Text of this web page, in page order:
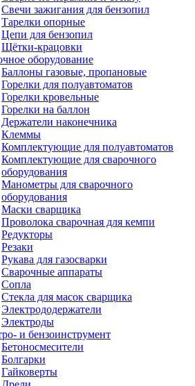
Свечи зажигания для бензопил
Тарелки опорные
Цепи для бензопил
Щётки-крацовки
оборудование
Баллоны газовые, пропановые
Горелки для полуавтоматов
Горелки кровельные
Горелки на баллон
Держатели наконечника
Клеммы
Комплектующие для полуавтоматов
Комплектующие для сварочного
оборудования
Манометры для сварочного
оборудования
Маски сварщика
Проволока сварочная для кемпи
Редукторы
Резаки
Рукава для газосварки
Сварочные аппараты
Сопла
Стекла для масок сварщика
Электрододержатели
Электроды
и бензоинструмент
Бетоносмесители
Болгарки
Гайковерты